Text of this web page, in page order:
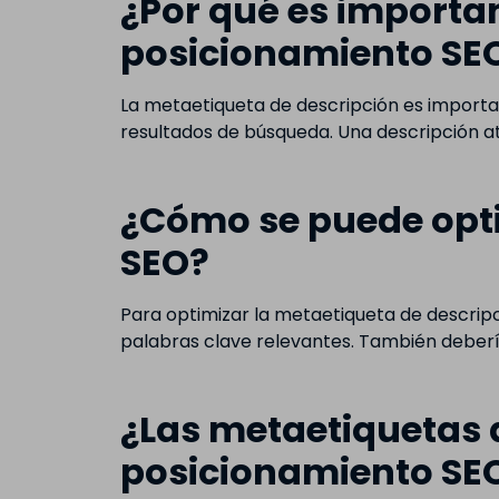
¿Por qué es
posicionamiento
La metaetiqueta de descripción es
resultados de búsqueda. Una descripción
¿Cómo se puede
SEO?
Para optimizar la metaetiqueta de
palabras clave relevantes. También
¿Las
posicionamiento